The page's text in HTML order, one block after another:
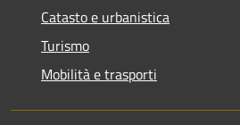
Catasto e urbanistica
Turismo
Mobilità e trasporti